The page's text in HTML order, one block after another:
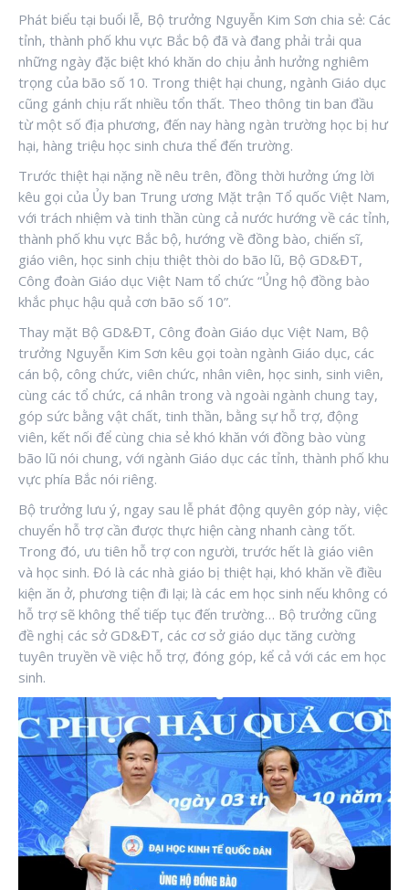
Phát biểu tại buổi lễ, Bộ trưởng Nguyễn Kim Sơn chia sẻ: Các
tỉnh, thành phố khu vực Bắc bộ đã và đang phải trải qua
những ngày đặc biệt khó khăn do chịu ảnh hưởng nghiêm
trọng của bão số 10. Trong thiệt hại chung, ngành Giáo dục
cũng gánh chịu rất nhiều tổn thất. Theo thông tin ban đầu
từ một số địa phương, đến nay hàng ngàn trường học bị hư
hại, hàng triệu học sinh chưa thể đến trường.
Trước thiệt hại nặng nề nêu trên, đồng thời hưởng ứng lời
kêu gọi của Ủy ban Trung ương Mặt trận Tổ quốc Việt Nam,
với trách nhiệm và tinh thần cùng cả nước hướng về các tỉnh,
thành phố khu vực Bắc bộ, hướng về đồng bào, chiến sĩ,
giáo viên, học sinh chịu thiệt thòi do bão lũ, Bộ GD&ĐT,
Công đoàn Giáo dục Việt Nam tổ chức “Ủng hộ đồng bào
khắc phục hậu quả cơn bão số 10”.
Thay mặt Bộ GD&ĐT, Công đoàn Giáo dục Việt Nam, Bộ
trưởng Nguyễn Kim Sơn kêu gọi toàn ngành Giáo dục, các
cán bộ, công chức, viên chức, nhân viên, học sinh, sinh viên,
cùng các tổ chức, cá nhân trong và ngoài ngành chung tay,
góp sức bằng vật chất, tinh thần, bằng sự hỗ trợ, động
viên, kết nối để cùng chia sẻ khó khăn với đồng bào vùng
bão lũ nói chung, với ngành Giáo dục các tỉnh, thành phố khu
vực phía Bắc nói riêng.
Bộ trưởng lưu ý, ngay sau lễ phát động quyên góp này, việc
chuyển hỗ trợ cần được thực hiện càng nhanh càng tốt.
Trong đó, ưu tiên hỗ trợ con người, trước hết là giáo viên
và học sinh. Đó là các nhà giáo bị thiệt hại, khó khăn về điều
kiện ăn ở, phương tiện đi lại; là các em học sinh nếu không có
hỗ trợ sẽ không thể tiếp tục đến trường… Bộ trưởng cũng
đề nghị các sở GD&ĐT, các cơ sở giáo dục tăng cường
tuyên truyền về việc hỗ trợ, đóng góp, kể cả với các em học
sinh.